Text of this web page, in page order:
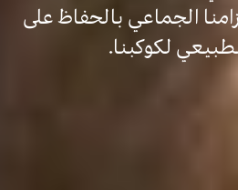
الجماعي بالحفاظ على
لكوكبنا.